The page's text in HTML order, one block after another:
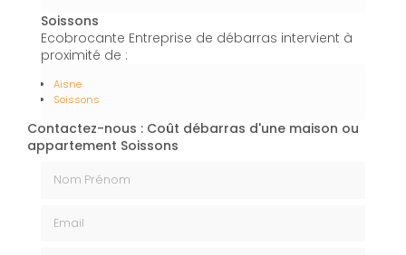
Soissons
Ecobrocante Entreprise de débarras intervient à
proximité de :
Aisne
Soissons
Contactez-nous : Coût débarras d'une maison ou
appartement Soissons